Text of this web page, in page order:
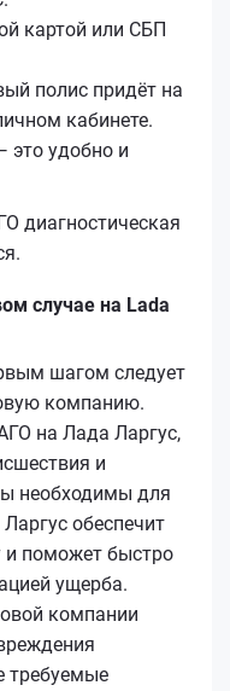
картой или СБП
полис придёт на
кабинете.
это удобно и
диагностическая
случае на Lada
шагом следует
компанию.
на Лада Ларгус,
и
необходимы для
обеспечит
поможет быстро
ущерба.
компании
требуемые